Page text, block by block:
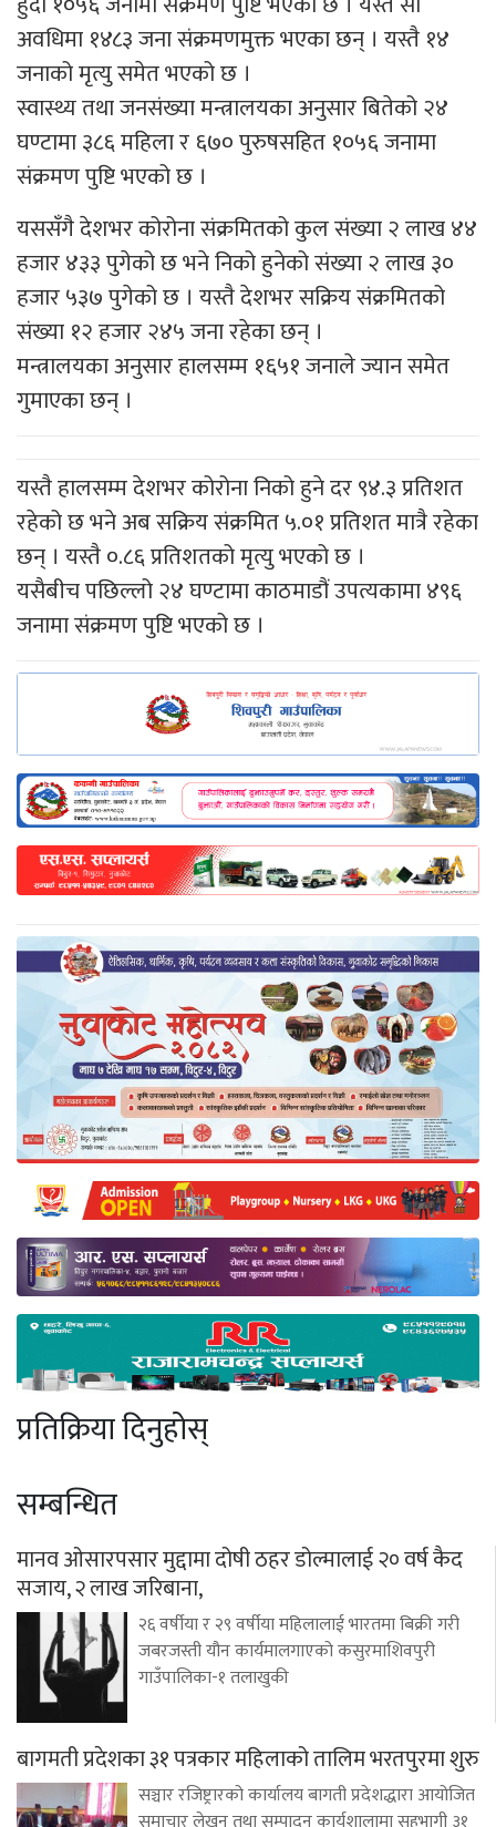
अवधिमा १४८३ जना संक्रमणमुक्त भएका छन् । यस्तै १४
जनाको मृत्यु समेत भएको छ ।
स्वास्थ्य तथा जनसंख्या मन्त्रालयका अनुसार बितेको २४
घण्टामा ३८६ महिला र ६७० पुरुषसहित १०५६ जनामा
संक्रमण पुष्टि भएको छ ।
यससँगै देशभर कोरोना संक्रमितको कुल संख्या २ लाख ४४
हजार ४३३ पुगेको छ भने निको हुनेको संख्या २ लाख ३०
हजार ५३७ पुगेको छ । यस्तै देशभर सक्रिय संक्रमितको
संख्या १२ हजार २४५ जना रहेका छन् ।
मन्त्रालयका अनुसार हालसम्म १६५१ जनाले ज्यान समेत
गुमाएका छन् ।
यस्तै हालसम्म देशभर कोरोना निको हुने दर ९४.३ प्रतिशत
रहेको छ भने अब सक्रिय संक्रमित ५.०१ प्रतिशत मात्रै रहेका
छन् । यस्तै ०.८६ प्रतिशतको मृत्यु भएको छ ।
यसैबीच पछिल्लो २४ घण्टामा काठमाडौं उपत्यकामा ४९६
जनामा संक्रमण पुष्टि भएको छ ।
प्रतिक्रिया दिनुहोस्
सम्बन्धित
मानव ओसारपसार मुद्दामा दोषी ठहर डोल्मालाई २० वर्ष कैद
सजाय, २ लाख जरिबाना,
२६ वर्षीया र २९ वर्षीया महिलालाई भारतमा बिक्री गरी
जबरजस्ती यौन कार्यमालगाएको कसुरमाशिवपुरी
गाउँपालिका-१ तलाखुकी
बागमती प्रदेशका ३१ पत्रकार महिलाको तालिम भरतपुरमा शुरु
सञ्चार रजिष्ट्रारको कार्यालय बागती प्रदेशद्धारा आयोजित